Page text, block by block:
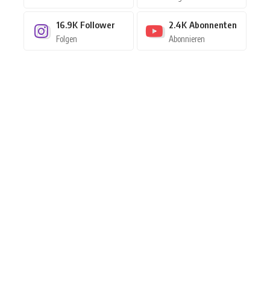
16.9K Follower
Folgen
2.4K Abonnenten
Abonnieren